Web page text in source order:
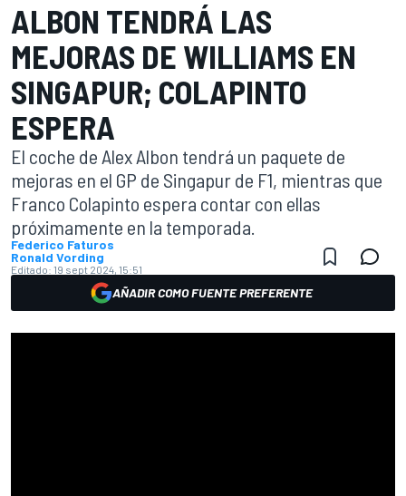
ALBON TENDRÁ LAS
MEJORAS DE WILLIAMS EN
SINGAPUR; COLAPINTO
ESPERA
El coche de Alex Albon tendrá un paquete de
mejoras en el GP de Singapur de F1, mientras que
Franco Colapinto espera contar con ellas
próximamente en la temporada.
Federico Faturos
Ronald Vording
Editado: 19 sept 2024, 15:51
AÑADIR COMO FUENTE PREFERENTE